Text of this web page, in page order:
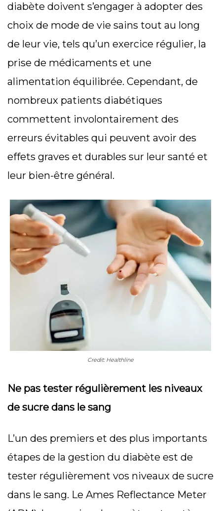
diabète doivent s’engager à adopter des
choix de mode de vie sains tout au long
de leur vie, tels qu’un exercice régulier, la
prise de médicaments et une
alimentation équilibrée. Cependant, de
nombreux patients diabétiques
commettent involontairement des
erreurs évitables qui peuvent avoir des
effets graves et durables sur leur santé et
leur bien-être général.
Credit: Healthline
Ne pas tester régulièrement les niveaux
de sucre dans le sang
L’un des premiers et des plus importants
étapes de la gestion du diabète est de
tester régulièrement vos niveaux de sucre
dans le sang. Le Ames Reflectance Meter